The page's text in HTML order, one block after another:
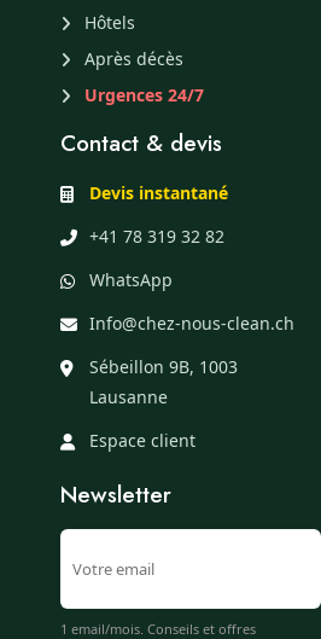
Hôtels
Après décès
Urgences 24/7
Contact & devis
Devis instantané
+41 78 319 32 82
WhatsApp
Info@chez-nous-clean.ch
Sébeillon 9B, 1003
Lausanne
Espace client
Newsletter
1 email/mois. Conseils et offres